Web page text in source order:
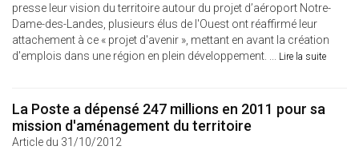
presse leur vision du territoire autour du projet d’aéroport Notre-
Dame-des-Landes, plusieurs élus de l'Ouest ont réaffirmé leur
attachement à ce « projet d'avenir », mettant en avant la création
d'emplois dans une région en plein développement. ... Lire la suite
La Poste a dépensé 247 millions en 2011 pour sa
mission d'aménagement du territoire
Article du 31/10/2012